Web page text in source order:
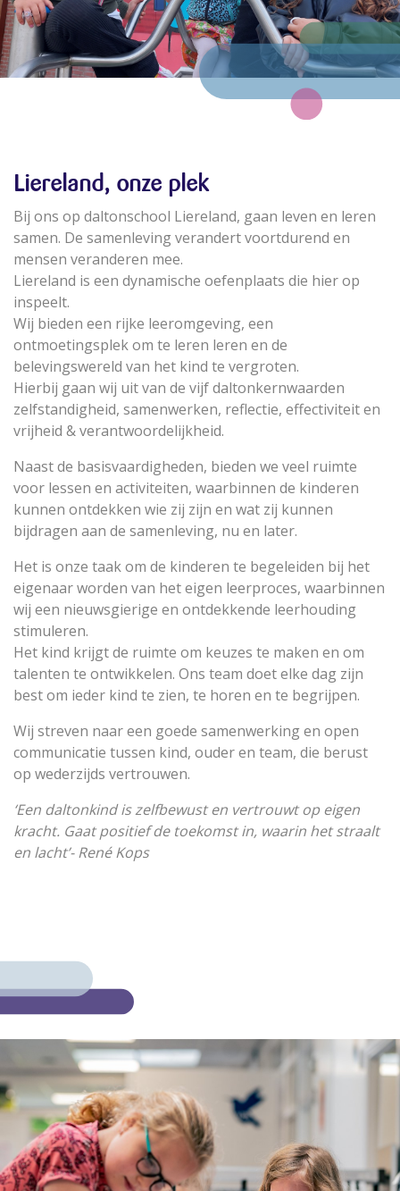
Liereland, onze plek
Bij ons op daltonschool Liereland, gaan leven en leren
samen. De samenleving verandert voortdurend en
mensen veranderen mee.
Liereland is een dynamische oefenplaats die hier op
inspeelt.
Wij bieden een rijke leeromgeving, een
ontmoetingsplek om te leren leren en de
belevingswereld van het kind te vergroten.
Hierbij gaan wij uit van de vijf daltonkernwaarden
zelfstandigheid, samenwerken, reflectie, effectiviteit en
vrijheid & verantwoordelijkheid.
Naast de basisvaardigheden, bieden we veel ruimte
voor lessen en activiteiten, waarbinnen de kinderen
kunnen ontdekken wie zij zijn en wat zij kunnen
bijdragen aan de samenleving, nu en later.
Het is onze taak om de kinderen te begeleiden bij het
eigenaar worden van het eigen leerproces, waarbinnen
wij een nieuwsgierige en ontdekkende leerhouding
stimuleren.
Het kind krijgt de ruimte om keuzes te maken en om
talenten te ontwikkelen. Ons team doet elke dag zijn
best om ieder kind te zien, te horen en te begrijpen.
Wij streven naar een goede samenwerking en open
communicatie tussen kind, ouder en team, die berust
op wederzijds vertrouwen.
‘Een daltonkind is zelfbewust en vertrouwt op eigen
kracht. Gaat positief de toekomst in, waarin het straalt
en lacht’- René Kops